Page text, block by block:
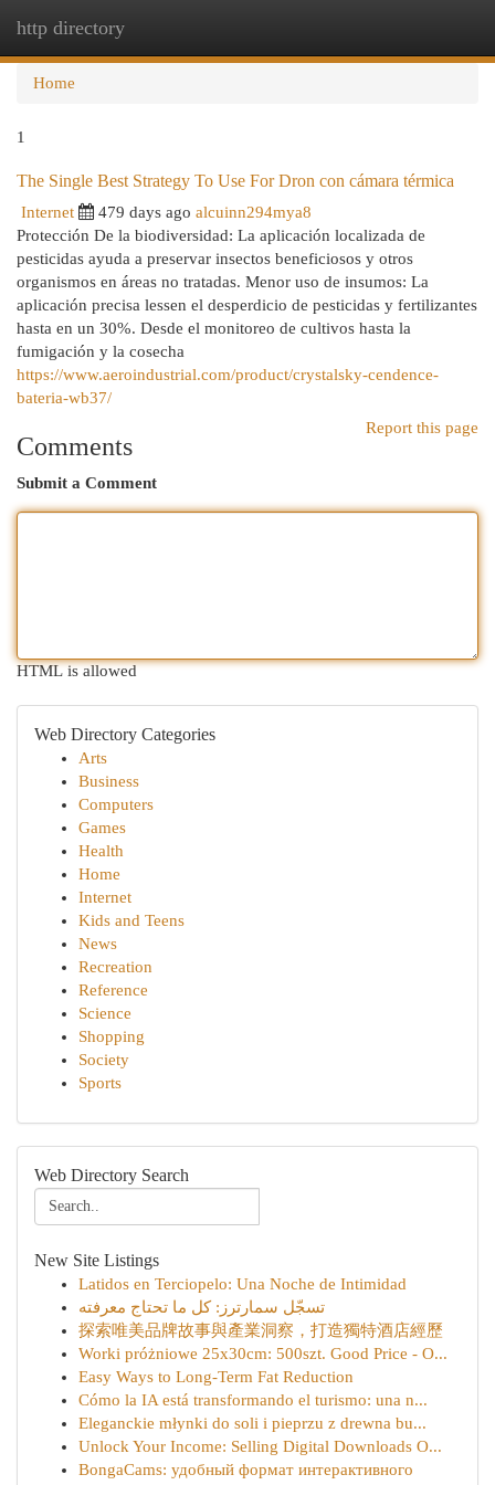
http directory
Home
1
The Single Best Strategy To Use For Dron con cámara térmica
Internet 479 days ago alcuinn294mya8
Protección De la biodiversidad: La aplicación localizada de
pesticidas ayuda a preservar insectos beneficiosos y otros
organismos en áreas no tratadas. Menor uso de insumos: La
aplicación precisa lessen el desperdicio de pesticidas y fertilizantes
hasta en un 30%. Desde el monitoreo de cultivos hasta la
fumigación y la cosecha
https://www.aeroindustrial.com/product/crystalsky-cendence-
bateria-wb37/
Report this page
Comments
Submit a Comment
HTML is allowed
Web Directory Categories
Arts
Business
Computers
Games
Health
Home
Internet
Kids and Teens
News
Recreation
Reference
Science
Shopping
Society
Sports
Web Directory Search
New Site Listings
Latidos en Terciopelo: Una Noche de Intimidad
تسجّل سمارترز: كل ما تحتاج معرفته
探索唯美品牌故事與產業洞察，打造獨特酒店經歷
Worki próżniowe 25x30cm: 500szt. Good Price - O...
Easy Ways to Long-Term Fat Reduction
Cómo la IA está transformando el turismo: una n...
Eleganckie młynki do soli i pieprzu z drewna bu...
Unlock Your Income: Selling Digital Downloads O...
BongaCams: удобный формат интерактивного